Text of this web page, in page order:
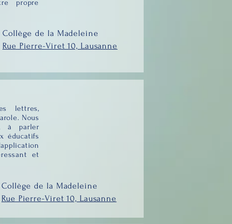
propre
Collège de la Madeleine
Rue Pierre-Viret 10, Lausanne
lettres,
Nous
à parler
éducatifs
et
Collège de la Madeleine
Rue Pierre-Viret 10, Lausanne